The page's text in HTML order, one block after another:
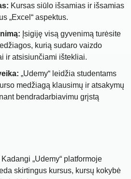
Kursas siūlo išsamias ir išsamias
„Excel“ aspektus.
Įsigiję visą gyvenimą turėsite
kurią sudaro vaizdo
ir atsisiunčiami ištekliai.
„Udemy“ leidžia studentams
medžiagą klausimų ir atsakymų
bendradarbiavimu grįstą
Kadangi „Udemy“ platformoje
skirtingus kursus, kursų kokybė